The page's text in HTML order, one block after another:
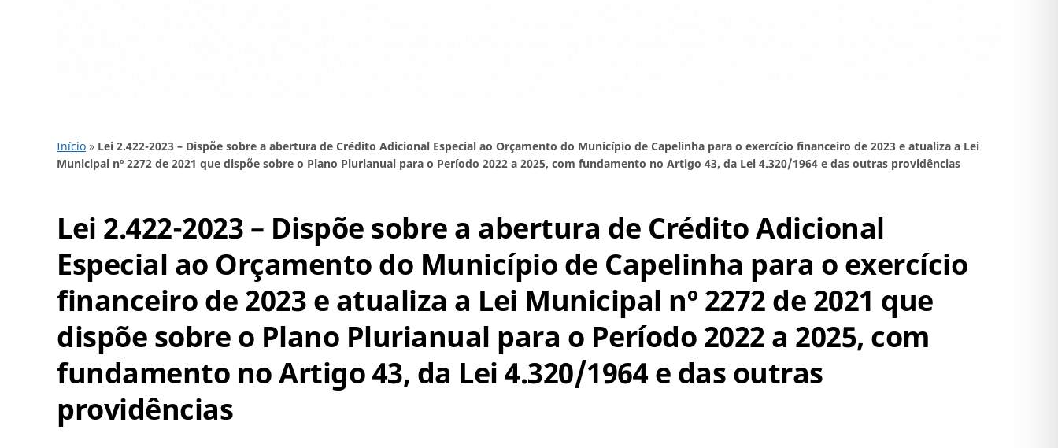
Início » Lei 2.422-2023 – Dispõe sobre a abertura de Crédito Adicional Especial ao Orçamento do Município de Capelinha para o exercício financeiro de 2023 e atualiza a Lei
Municipal nº 2272 de 2021 que dispõe sobre o Plano Plurianual para o Período 2022 a 2025, com fundamento no Artigo 43, da Lei 4.320/1964 e das outras providências
Lei 2.422-2023 – Dispõe sobre a abertura de Crédito Adicional
Especial ao Orçamento do Município de Capelinha para o exercício
financeiro de 2023 e atualiza a Lei Municipal nº 2272 de 2021 que
dispõe sobre o Plano Plurianual para o Período 2022 a 2025, com
fundamento no Artigo 43, da Lei 4.320/1964 e das outras
providências